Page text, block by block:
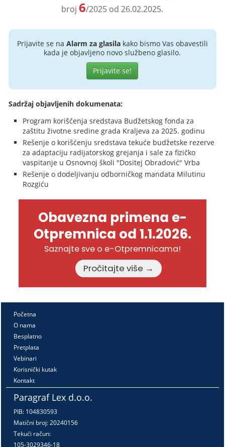
broj6/2025 od 26.02.2025.
Prijavite se na Alarm za glasilakako bismo Vas obavestili
kada je objavljeno novo službeno glasilo.
Prijavite se!
Sadržaj objavljenih dokumenata:
Program korišćenja sredstava Budžetskog fonda za
zaštitu životne sredine grada Kraljeva za 2025. godinu
Rešenje o korišćenju sredstava tekuće budžetske rezerve
za adaptaciju radijatorskog grejanja i sale za fizičko
vaspitanje u Osnovnoj školi "Dositej Obradović" Vrba
Rešenje o dodeljivanju odborničkog mandata Milutinu
Rozgiću
Obavezna primena e-
Otpremnica od 1.1.2026.
Saznajte sve o e-Otpremnicama!
Pročitajte više →
Početna
O nama
Besplatno
Pretplata
Vebinari
Korisnički kutak
Kontakt
Paragraf Lex d.o.o.
PIB: 104830593
Matični broj: 20240156
Tekući račun:
105-3029346-18